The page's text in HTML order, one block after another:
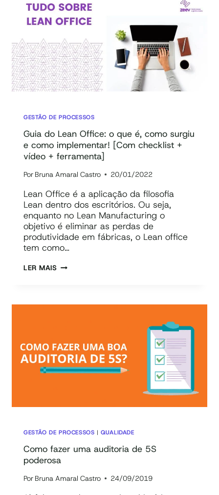
TRABALHO:
10
DICAS
PRECIOSAS!
[COM
FERRAMENTA
+
E-
BOOK
VÍDEO]
GESTÃO DE PROCESSOS
Guia do Lean Office: o que é, como surgiu
e como implementar! [Com checklist +
vídeo + ferramenta]
Por Bruna Amaral Castro 20/01/2022
Lean Office é a aplicação da filosofia
Lean dentro dos escritórios. Ou seja,
enquanto no Lean Manufacturing o
objetivo é eliminar as perdas de
produtividade em fábricas, o Lean office
tem como…
LER MAISGUIA
COMO
SURGIU
E
COMO
CHECKLIST
VÍDEO
FERRAMENTA]
GESTÃO DE PROCESSOS |QUALIDADE
Como fazer uma auditoria de 5S
poderosa
Por Bruna Amaral Castro 24/09/2019